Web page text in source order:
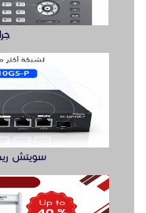
سويتش